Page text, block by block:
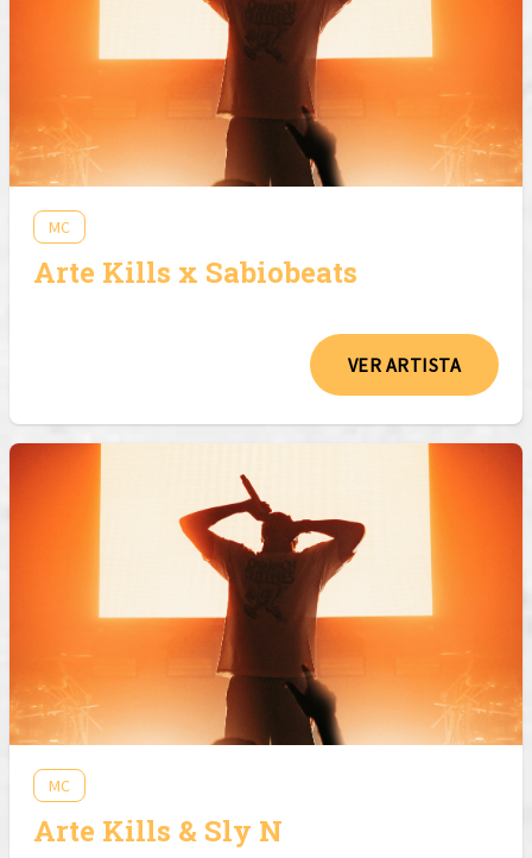
MC
Arte Kills x Sabiobeats
VER ARTISTA
MC
Arte Kills & Sly N